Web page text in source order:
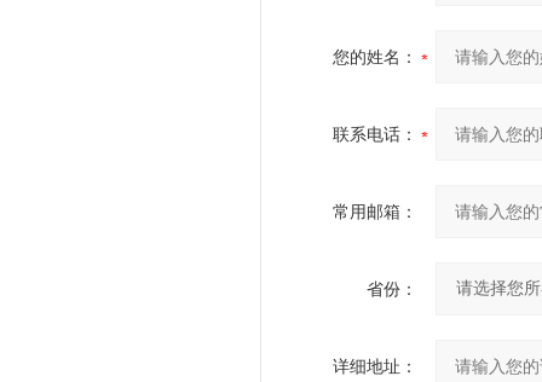
您的姓名：
联系电话：
常用邮箱：
省份：
详细地址：